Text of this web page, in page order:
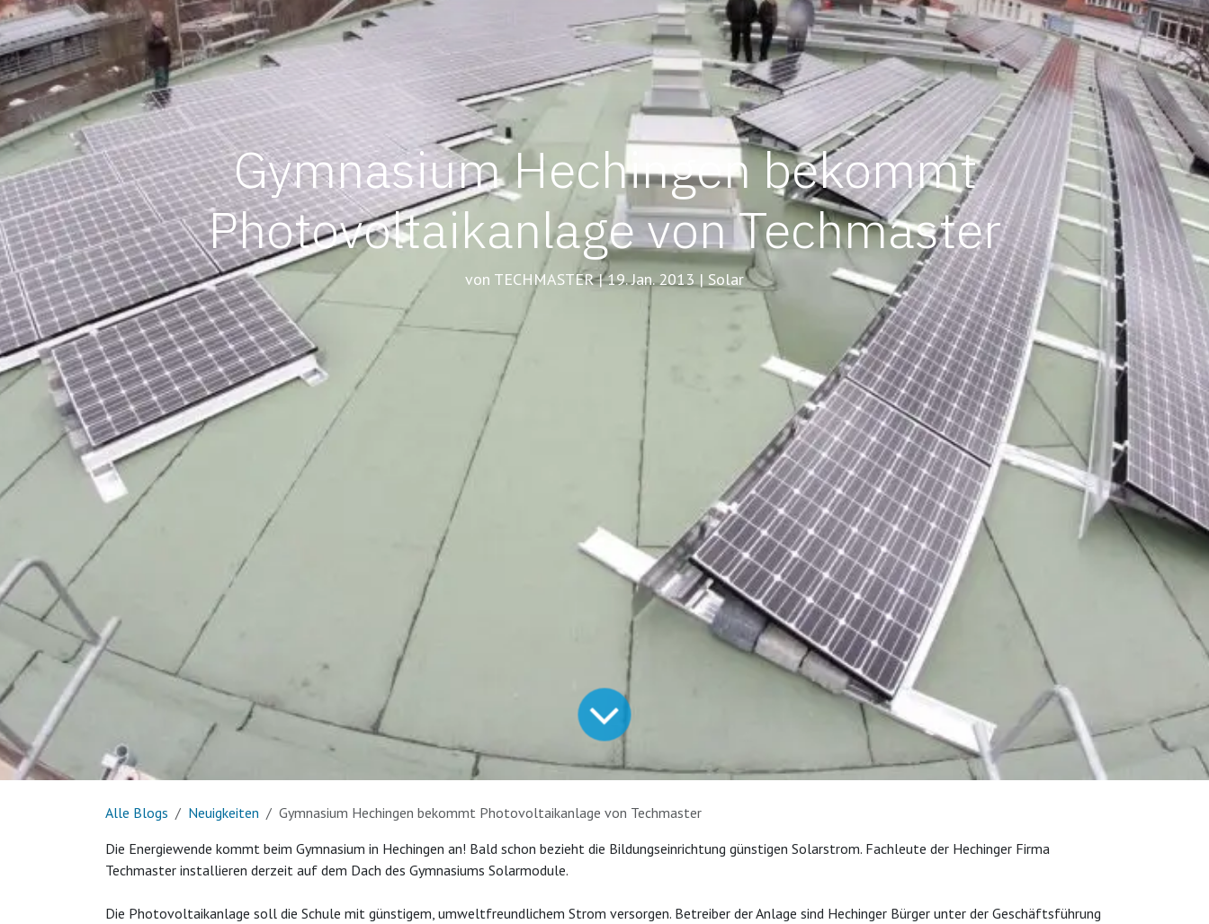
Gymnasium Hechingen bekommt
Photovoltaikanlage von Techmaster
von TECHMASTER | 19. Jan. 2013 | Solar
Alle Blogs Neuigkeiten
Gymnasium Hechingen bekommt Photovoltaikanlage von Techmaster
Die Energiewende kommt beim Gymnasium in Hechingen an! Bald schon bezieht die Bildungseinrichtung günstigen Solarstrom. Fachleute der Hechinger Firma
Techmaster installieren derzeit auf dem Dach des Gymnasiums Solarmodule.
Die Photovoltaikanlage soll die Schule mit günstigem, umweltfreundlichem Strom versorgen. Betreiber der Anlage sind Hechinger Bürger unter der Geschäftsführung